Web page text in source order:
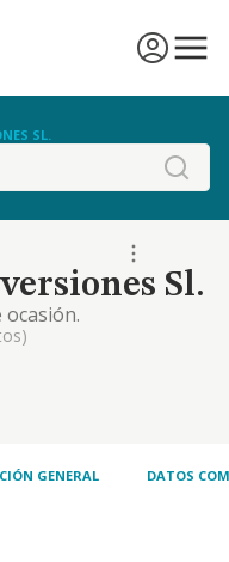
SL.
Sl.
ocasión.
GENERAL DATOS